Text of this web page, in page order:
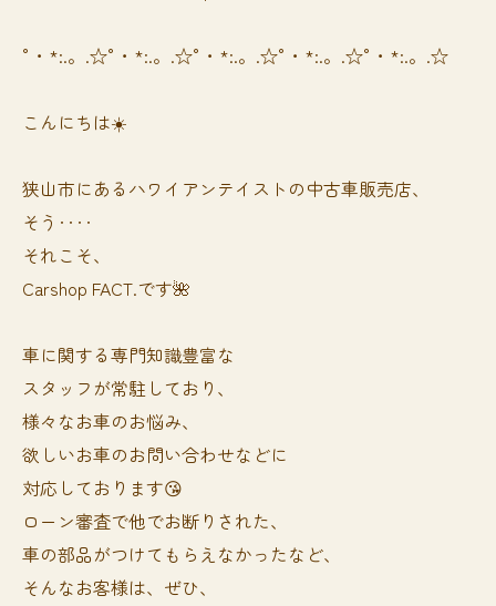
°・*:.。.☆°・*:.。.☆°・*:.。.☆°・*:.。.☆°・*:.。.☆
こんにちは☀️
狭山市にあるハワイアンテイストの中古車販売店、
そう‥‥
それこそ、
Carshop FACT.です🌺
車に関する専門知識豊富な
スタッフが常駐しており、
様々なお車のお悩み、
欲しいお車のお問い合わせなどに
対応しております😘
ローン審査で他でお断りされた、
車の部品がつけてもらえなかったなど、
そんなお客様は、ぜひ、